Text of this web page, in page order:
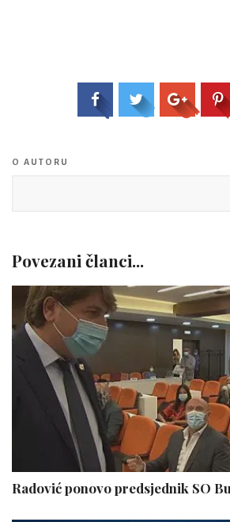
O AUTORU
Povezani članci...
Radović ponovo predsjednik SO